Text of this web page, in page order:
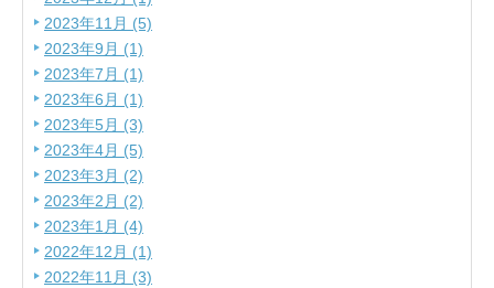
2023年11月 (5)
2023年9月 (1)
2023年7月 (1)
2023年6月 (1)
2023年5月 (3)
2023年4月 (5)
2023年3月 (2)
2023年2月 (2)
2023年1月 (4)
2022年12月 (1)
2022年11月 (3)